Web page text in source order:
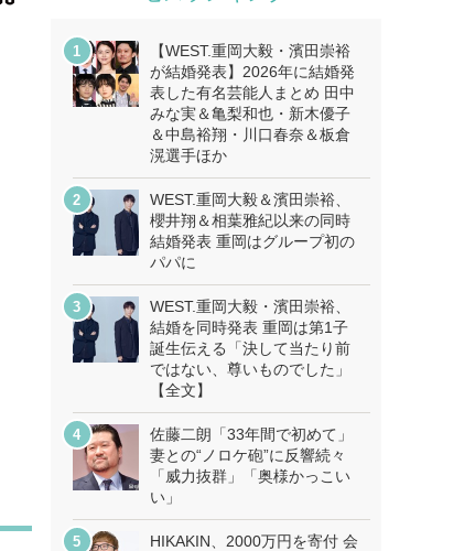
【WEST.重岡大毅・濱田崇裕
が結婚発表】2026年に結婚発
表した有名芸能人まとめ 田中
みな実＆亀梨和也・新木優子
＆中島裕翔・川口春奈＆板倉
滉選手ほか
WEST.重岡大毅＆濱田崇裕、
櫻井翔＆相葉雅紀以来の同時
結婚発表 重岡はグループ初の
パパに
WEST.重岡大毅・濱田崇裕、
結婚を同時発表 重岡は第1子
誕生伝える「決して当たり前
ではない、尊いものでした」
【全文】
佐藤二朗「33年間で初めて」
妻との“ノロケ砲”に反響続々
「威力抜群」「奥様かっこい
い」
HIKAKIN、2000万円を寄付 会